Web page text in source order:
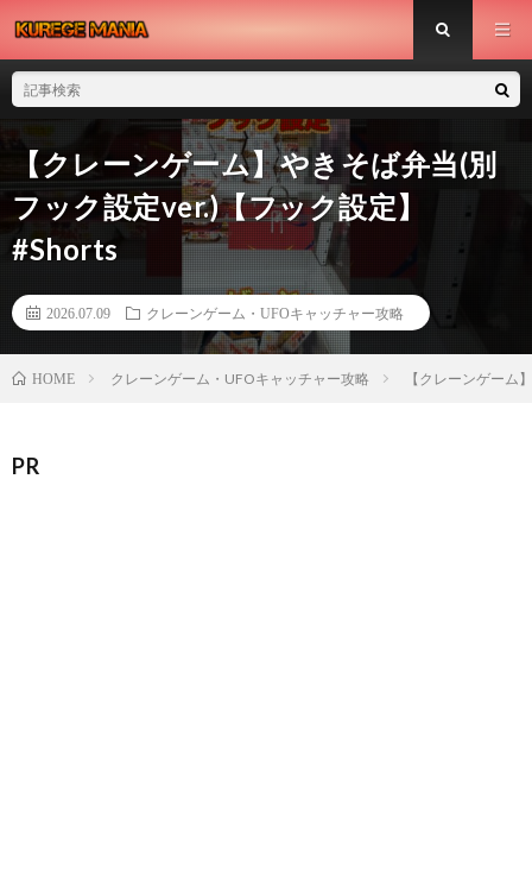
【クレーンゲーム】やきそば弁当(別
フック設定ver.)【フック設定】
#Shorts
2026.07.09 クレーンゲーム・UFOキャッチャー攻略
HOME クレーンゲーム・UFOキャッチャー攻略 【クレーンゲーム
PR